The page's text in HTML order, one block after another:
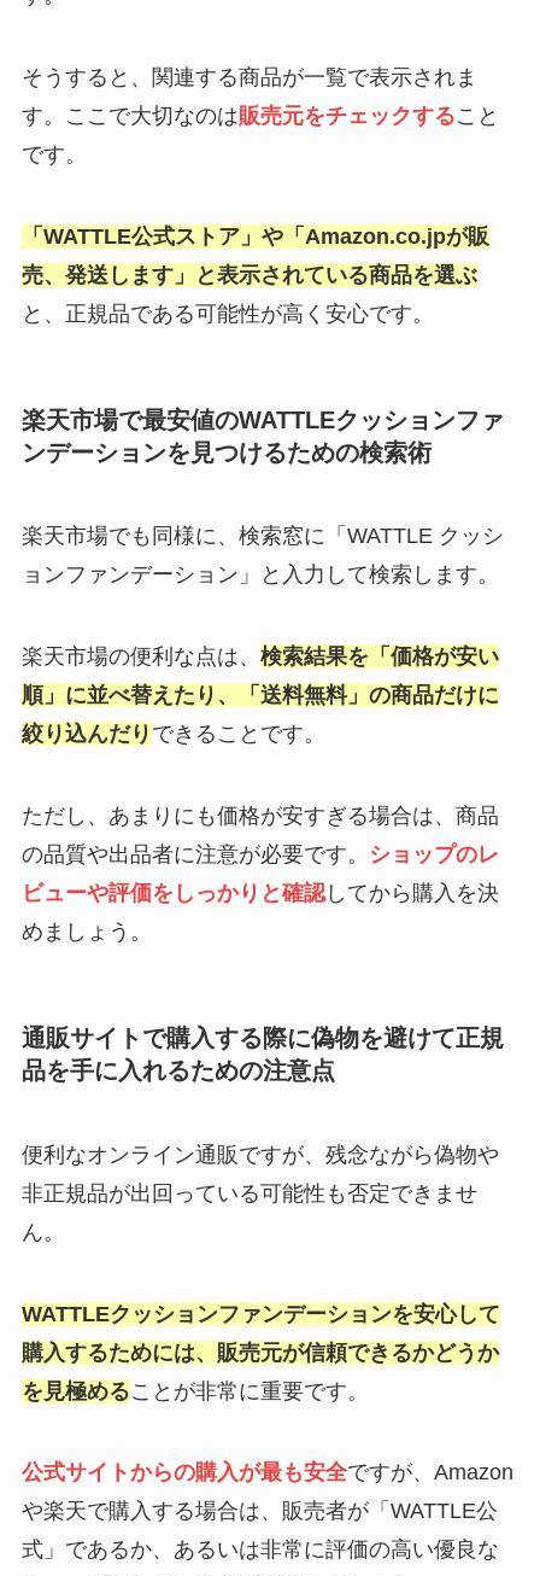
そうすると、関連する商品が一覧で表示されま
す。ここで大切なのは販売元をチェックすること
です。
「WATTLE公式ストア」や「Amazon.co.jpが販
売、発送します」と表示されている商品を選ぶ
と、正規品である可能性が高く安心です。
楽天市場で最安値のWATTLEクッションファ
ンデーションを見つけるための検索術
楽天市場でも同様に、検索窓に「WATTLE クッシ
ョンファンデーション」と入力して検索します。
楽天市場の便利な点は、 検索結果を「価格が安い
順」に並べ替えたり、「送料無料」の商品だけに
絞り込んだり できることです。
ただし、あまりにも価格が安すぎる場合は、商品
の品質や出品者に注意が必要です。
ショップのレ
ビューや評価をしっかりと確認してから購入を決
めましょう。
通販サイトで購入する際に偽物を避けて正規
品を手に入れるための注意点
便利なオンライン通販ですが、残念ながら偽物や
非正規品が出回っている可能性も否定できませ
ん。
WATTLEクッションファンデーションを安心して
購入するためには、販売元が信頼できるかどうか
を見極めることが非常に重要です。
公式サイトからの購入が最も安全ですが、Amazon
や楽天で購入する場合は、販売者が「WATTLE公
式」であるか、あるいは非常に評価の高い優良な